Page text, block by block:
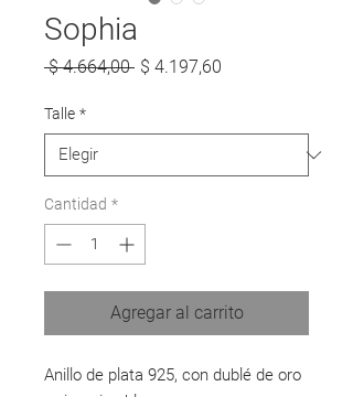
Sophia
$ 4.664,00 Precio
$ 4.197,60
Talle *
Cantidad *
Agregar al carrito
Anillo de plata 925, con dublé de oro